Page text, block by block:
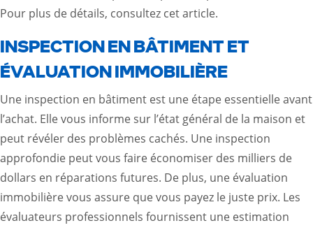
Pour plus de détails, consultez cet article.
INSPECTION EN BÂTIMENT ET
ÉVALUATION IMMOBILIÈRE
Une inspection en bâtiment est une étape essentielle avant
l’achat. Elle vous informe sur l’état général de la maison et
peut révéler des problèmes cachés. Une inspection
approfondie peut vous faire économiser des milliers de
dollars en réparations futures. De plus, une évaluation
immobilière vous assure que vous payez le juste prix. Les
évaluateurs professionnels fournissent une estimation